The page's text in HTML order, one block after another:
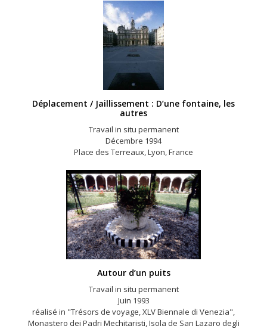
Déplacement / Jaillissement : D’une fontaine, les
autres
Travail in situ permanent
Décembre 1994
Place des Terreaux, Lyon, France
Autour d’un puits
Travail in situ permanent
Juin 1993
réalisé in "Trésors de voyage, XLV Biennale di Venezia",
Monastero dei Padri Mechitaristi, Isola de San Lazaro degli